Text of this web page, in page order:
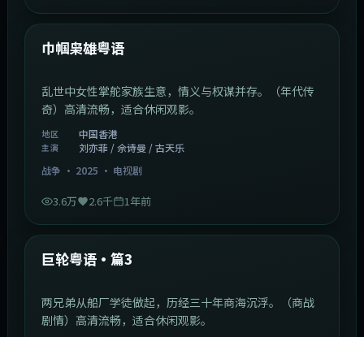
最新
巾帼枭雄粤语
乱世中女性掌舵家族生意，情义与权谋并存。（年代传
奇）高清流畅，适合休闲观影。
地区 中国香港
主演
刘亦菲 / 佘诗曼 / 古天乐
战争 · 2025 · 电视剧
3.6万 2.6千 1年前
最新
巨轮粤语·篇3
两兄弟从船厂学徒做起，历经三十年商海沉浮。（商战
剧情）高清流畅，适合休闲观影。